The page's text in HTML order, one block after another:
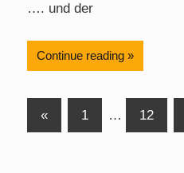
…. und der
Continue reading
Posts
«Previous
Posts
1 … 12